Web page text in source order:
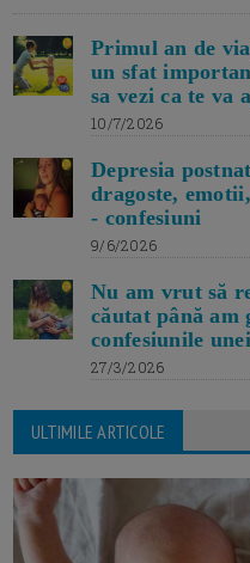
Primul an de
un sfat
sa vezi ca te va
10/7/2026
Depresia
dragoste,
- confesiuni
9/6/2026
Nu am vrut să
căutat până am
confesiunile
27/3/2026
ULTIMILE ARTICOLE